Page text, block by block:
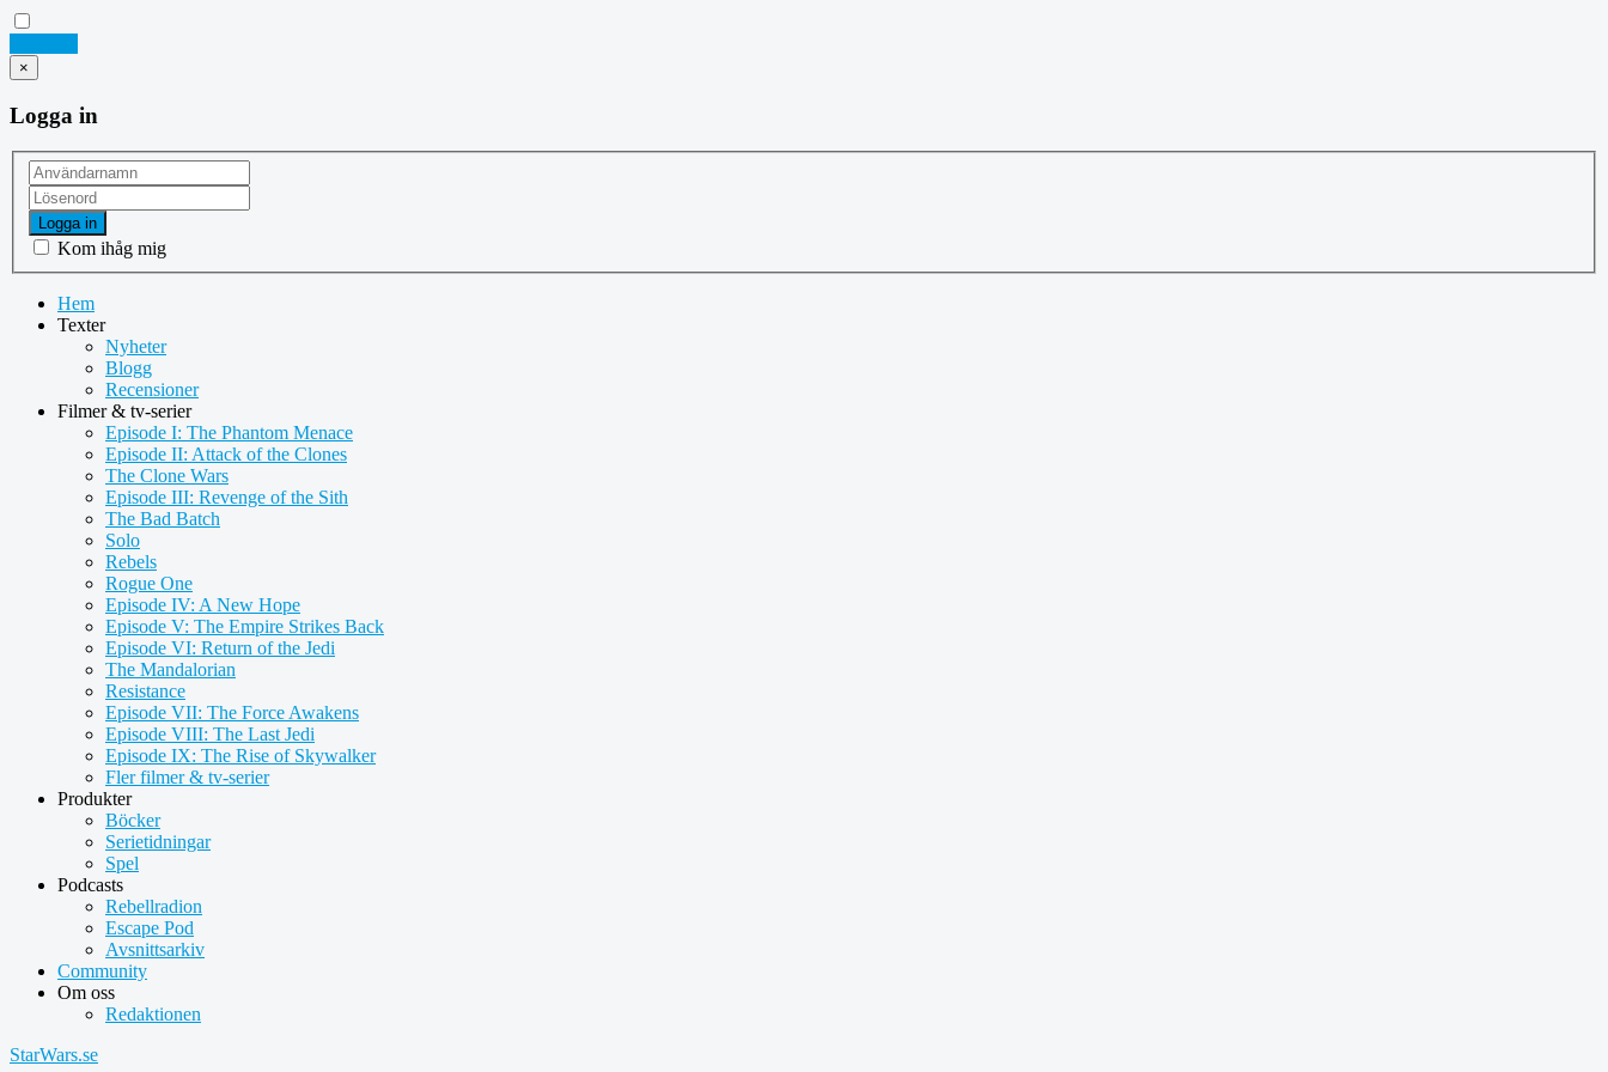
×
Logga in
Logga in
Kom ihåg mig
Hem
Texter
Nyheter
Blogg
Recensioner
Filmer & tv-serier
Episode I: The Phantom Menace
Episode II: Attack of the Clones
The Clone Wars
Episode III: Revenge of the Sith
The Bad Batch
Solo
Rebels
Rogue One
Episode IV: A New Hope
Episode V: The Empire Strikes Back
Episode VI: Return of the Jedi
The Mandalorian
Resistance
Episode VII: The Force Awakens
Episode VIII: The Last Jedi
Episode IX: The Rise of Skywalker
Fler filmer & tv-serier
Produkter
Böcker
Serietidningar
Spel
Podcasts
Rebellradion
Escape Pod
Avsnittsarkiv
Community
Om oss
Redaktionen
StarWars.se